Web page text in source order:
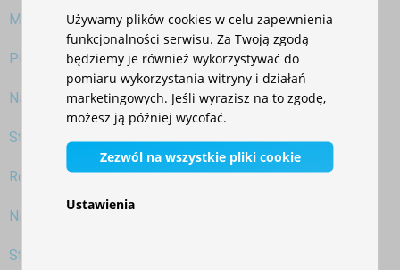
Metalowa altanka
Płócienna wiata
Namiot cateringowy
Stoisko prezentacyjne
Rozkładana altanka
Namioty wędkarskie
Stoisko do sprzedaży produktów lokalnych
Używamy plików cookies w celu zapewnienia
funkcjonalności serwisu. Za Twoją zgodą
będziemy je również wykorzystywać do
pomiaru wykorzystania witryny i działań
marketingowych. Jeśli wyrazisz na to zgodę,
możesz ją później wycofać.
Zezwól na wszystkie pliki cookie
Ustawienia